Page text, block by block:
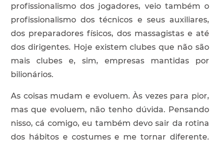
profissionalismo dos jogadores, veio também o
profissionalismo dos técnicos e seus auxiliares,
dos preparadores físicos, dos massagistas e até
dos dirigentes. Hoje existem clubes que não são
mais clubes e, sim, empresas mantidas por
bilionários.
As coisas mudam e evoluem. Às vezes para pior,
mas que evoluem, não tenho dúvida. Pensando
nisso, cá comigo, eu também devo sair da rotina
dos hábitos e costumes e me tornar diferente.